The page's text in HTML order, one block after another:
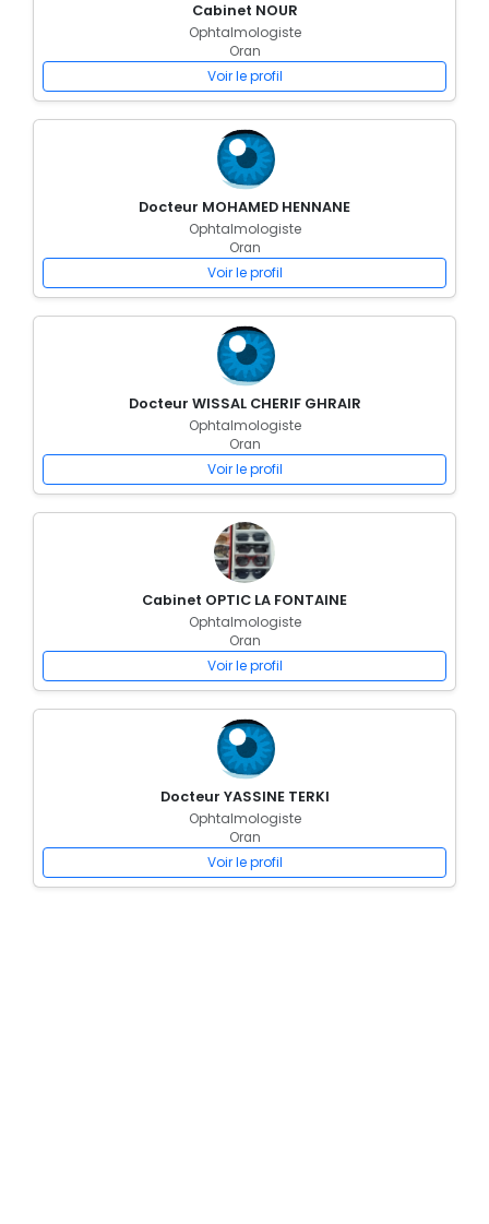
Cabinet NOUR
Ophtalmologiste
Oran
Voir le profil
Docteur MOHAMED HENNANE
Ophtalmologiste
Oran
Voir le profil
Docteur WISSAL CHERIF GHRAIR
Ophtalmologiste
Oran
Voir le profil
Cabinet OPTIC LA FONTAINE
Ophtalmologiste
Oran
Voir le profil
Docteur YASSINE TERKI
Ophtalmologiste
Oran
Voir le profil